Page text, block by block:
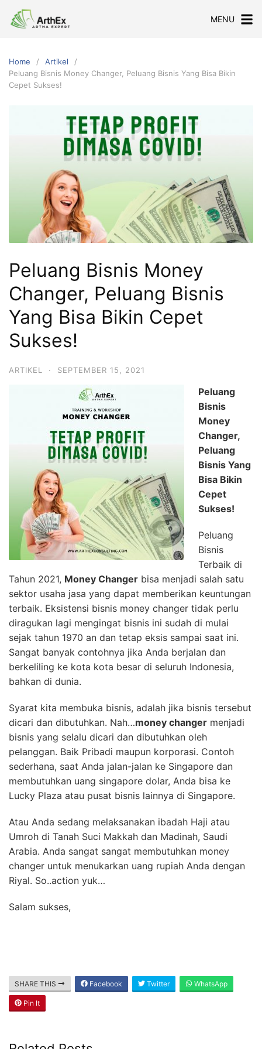
MENU
Home
Artikel
Peluang Bisnis Money Changer, Peluang Bisnis Yang Bisa Bikin
Cepet Sukses!
Peluang Bisnis Money
Changer, Peluang Bisnis
Yang Bisa Bikin Cepet
Sukses!
ARTIKEL · SEPTEMBER 15, 2021
Peluang
Bisnis
Money
Changer,
Peluang
Bisnis Yang
Bisa Bikin
Cepet
Sukses!
Peluang
Bisnis
Terbaik di
Tahun 2021, Money Changer bisa menjadi salah satu
sektor usaha jasa yang dapat memberikan keuntungan
terbaik. Eksistensi bisnis money changer tidak perlu
diragukan lagi mengingat bisnis ini sudah di mulai
sejak tahun 1970 an dan tetap eksis sampai saat ini.
Sangat banyak contohnya jika Anda berjalan dan
berkeliling ke kota kota besar di seluruh Indonesia,
bahkan di dunia.
Syarat kita membuka bisnis, adalah jika bisnis tersebut
dicari dan dibutuhkan. Nah…money changer menjadi
bisnis yang selalu dicari dan dibutuhkan oleh
pelanggan. Baik Pribadi maupun korporasi. Contoh
sederhana, saat Anda jalan-jalan ke Singapore dan
membutuhkan uang singapore dolar, Anda bisa ke
Lucky Plaza atau pusat bisnis lainnya di Singapore.
Atau Anda sedang melaksanakan ibadah Haji atau
Umroh di Tanah Suci Makkah dan Madinah, Saudi
Arabia. Anda sangat sangat membutuhkan money
changer untuk menukarkan uang rupiah Anda dengan
Riyal. So..action yuk…
Salam sukses,
SHARE THIS Facebook Twitter WhatsApp
Pin It